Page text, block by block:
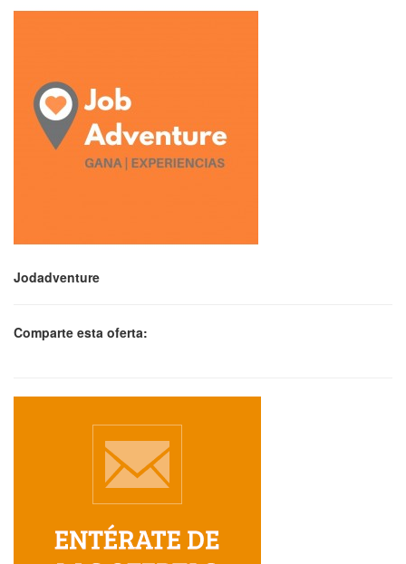
Jodadventure
Comparte esta oferta: